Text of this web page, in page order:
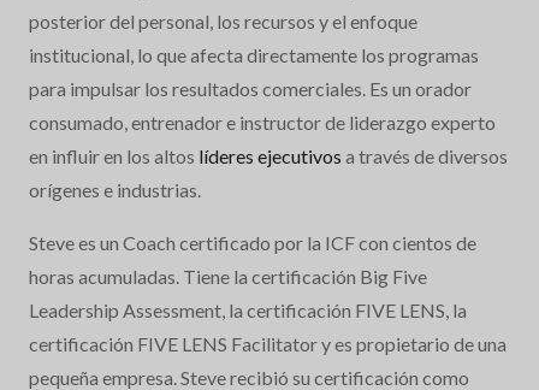
posterior del personal, los recursos y el enfoque
institucional, lo que afecta directamente los programas
para impulsar los resultados comerciales. Es un orador
consumado, entrenador e instructor de liderazgo experto
en influir en los altos líderes ejecutivos a través de diversos
orígenes e industrias.
Steve es un Coach certificado por la ICF con cientos de
horas acumuladas. Tiene la certificación Big Five
Leadership Assessment, la certificación FIVE LENS, la
certificación FIVE LENS Facilitator y es propietario de una
pequeña empresa. Steve recibió su certificación como